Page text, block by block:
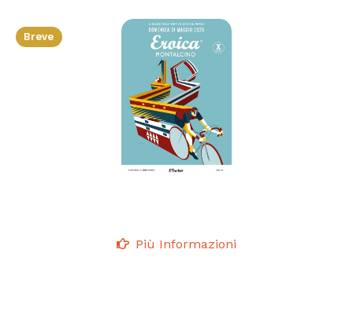
Breve
Più Informazioni